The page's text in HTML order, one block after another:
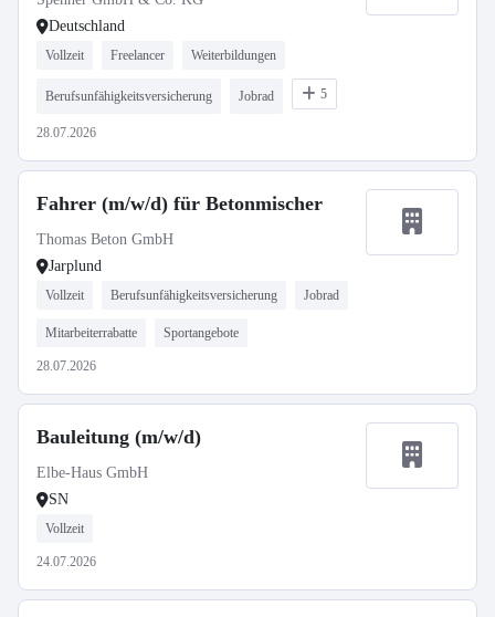
Deutschland
Vollzeit Freelancer Weiterbildungen
Berufsunfähigkeitsversicherung Jobrad 5
28.07.2026
Fahrer (m/w/d) für Betonmischer
Thomas Beton GmbH
Jarplund
Vollzeit Berufsunfähigkeitsversicherung Jobrad
Mitarbeiterrabatte Sportangebote
28.07.2026
Bauleitung (m/w/d)
Elbe-Haus GmbH
SN
Vollzeit
24.07.2026